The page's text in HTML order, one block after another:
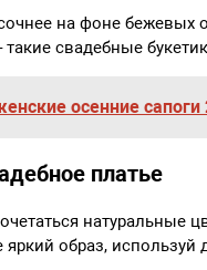
на фоне
свадебные
осенние сапоги
платье
натуральные
яркий образ,